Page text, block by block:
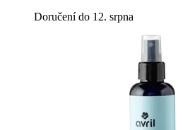
Doručení do 12. srpna